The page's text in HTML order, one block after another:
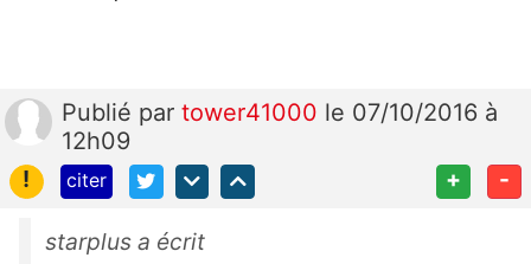
Publié par tower41000 le 07/10/2016 à
12h09
!
citer + -
starplus a écrit